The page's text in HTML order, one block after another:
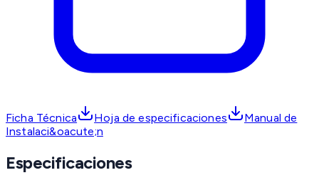
Ficha Técnica Hoja de especificaciones
Manual de
Instalaci&oacute;n
Especificaciones